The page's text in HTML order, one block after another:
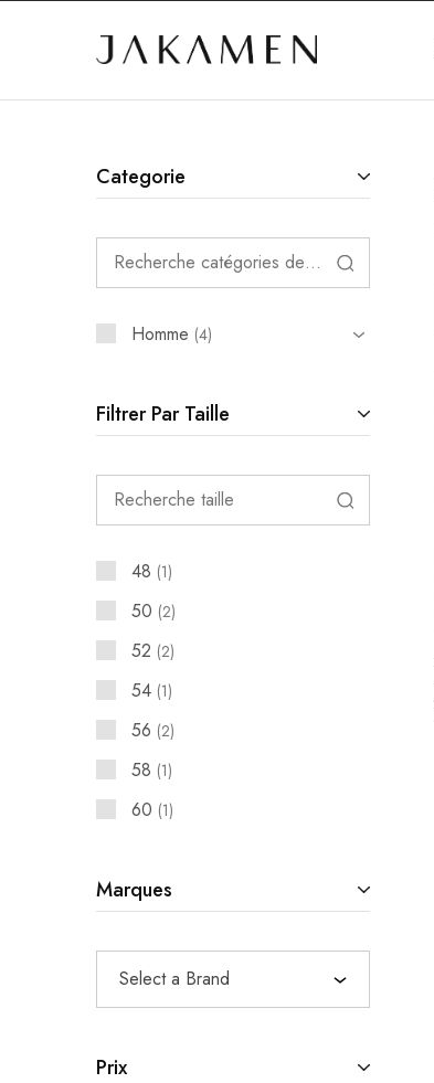
Jakamen
Categorie
Homme 4
Filtrer Par Taille
48 1
50 2
52 2
54 1
56 2
58 1
60 1
Marques
Select a Brand
Prix